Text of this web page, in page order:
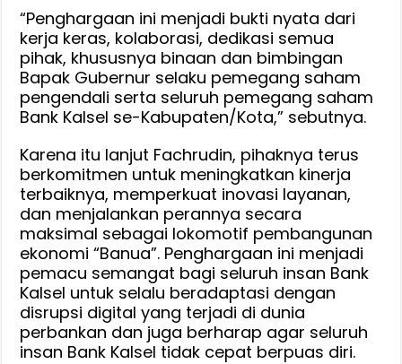
“Penghargaan ini menjadi bukti nyata dari
kerja keras, kolaborasi, dedikasi semua
pihak, khususnya binaan dan bimbingan
Bapak Gubernur selaku pemegang saham
pengendali serta seluruh pemegang saham
Bank Kalsel se-Kabupaten/Kota,” sebutnya.
Karena itu lanjut Fachrudin, pihaknya terus
berkomitmen untuk meningkatkan kinerja
terbaiknya, memperkuat inovasi layanan,
dan menjalankan perannya secara
maksimal sebagai lokomotif pembangunan
ekonomi “Banua”. Penghargaan ini menjadi
pemacu semangat bagi seluruh insan Bank
Kalsel untuk selalu beradaptasi dengan
disrupsi digital yang terjadi di dunia
perbankan dan juga berharap agar seluruh
insan Bank Kalsel tidak cepat berpuas diri.